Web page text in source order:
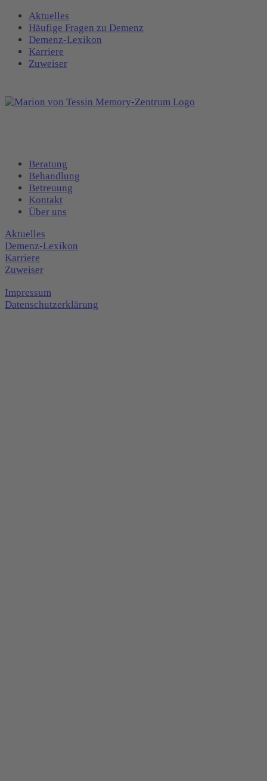
Aktuelles
Häufige Fragen zu Demenz
Demenz-Lexikon
Karriere
Zuweiser
Beratung
Behandlung
Betreuung
Kontakt
Über uns
Aktuelles
Demenz-Lexikon
Karriere
Zuweiser
Impressum
Datenschutzerklärung